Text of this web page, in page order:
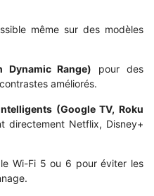
même sur des modèles
Dynamic Range) pour des
améliorés.
(Google TV, Roku
directement Netflix, Disney+
Wi-Fi 5 ou 6 pour éviter les